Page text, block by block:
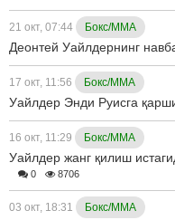
21 окт, 07:44 Бокс/ММА
Деонтей Уайлдернинг
17 окт, 11:56 Бокс/ММА
Уайлдер Энди Руисга
16 окт, 11:29 Бокс/ММА
Уайлдер жанг қилиш
0 8706
03 окт, 18:31 Бокс/ММА